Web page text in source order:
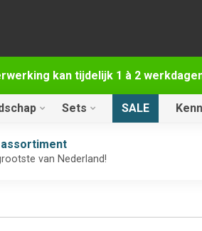
kan tijdelijk 1 à 2
Sets SALE
assortiment
van Nederland!